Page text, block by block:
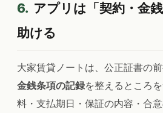
6. アプリは「契約・金
助ける
大家賃貸ノートは、公正証書の
金銭条項の記録を整えるところ
料・支払期日・保証の内容・合